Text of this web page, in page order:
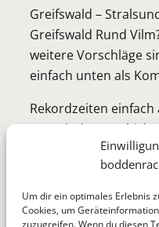
Um dir ein optimales Erlebnis
Cookies, um
zuzugreifen. Wenn du diesen
Greifswald –
Greifswald Rund
weitere Vorschläge
einfach unten als
Rekordzeiten
Kontaktdaten